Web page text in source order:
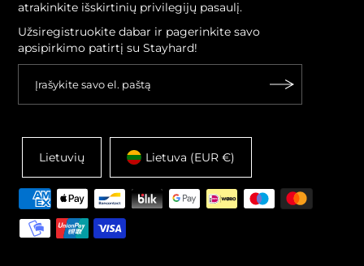
atrakinkite išskirtinių privilegijų pasaulį.
Užsiregistruokite dabar ir pagerinkite savo
apsipirkimo patirtį su Stayhard!
Lietuvių Lietuva (EUR €)